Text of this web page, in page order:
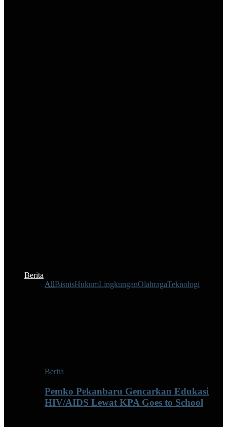
Berita
AllBisnisHukumLingkunganOlahragaTeknologi
Berita
Pemko Pekanbaru Gencarkan Edukasi
HIV/AIDS Lewat KPA Goes to School